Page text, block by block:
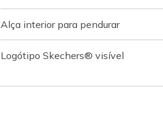
Alça interior para pendurar
Logótipo Skechers® visível